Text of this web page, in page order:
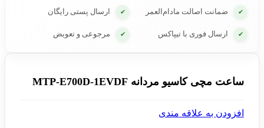
✔ ضمانت اصالت مادام‌العمر ✔ ارسال پستی رایگان
✔ ارسال فوری با تیپاکس ✔ مرجوعی و تعویض
ساعت مچی کاسیو مردانه MTP-E700D-1EVDF
افزودن به علاقه مندی